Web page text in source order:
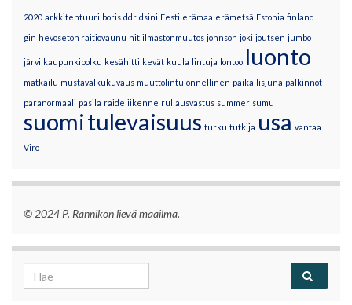
2020 arkkitehtuuri boris ddr dsini Eesti erämaa erämetsä Estonia finland
gin hevoseton raitiovaunu hit ilmastonmuutos johnson joki joutsen jumbo
järvi kaupunkipolku kesähitti kevät kuula lintuja lontoo luonto
matkailu mustavalkukuvaus muuttolintu onnellinen paikallisjuna palkinnot
paranormaali pasila raideliikenne rullausvastus summer sumu
suomitulevaisuus turku tutkija usa vantaa
Viro
© 2024 P. Rannikon lievä maailma.
Search for: